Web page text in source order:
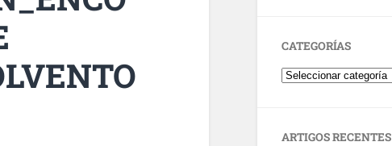
CATEGORÍAS
ARTIGOS RECENTES